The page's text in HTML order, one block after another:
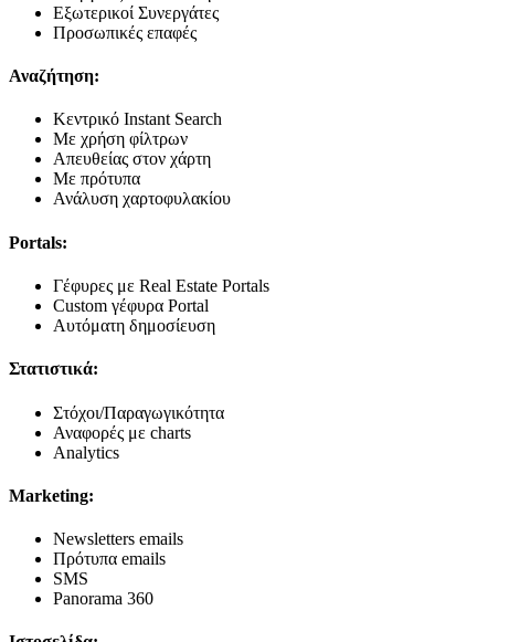
Εξωτερικοί Συνεργάτες
Προσωπικές επαφές
Αναζήτηση:
Κεντρικό Instant Search
Με χρήση φίλτρων
Απευθείας στον χάρτη
Με πρότυπα
Ανάλυση χαρτοφυλακίου
Portals:
Γέφυρες με Real Estate Portals
Custom γέφυρα Portal
Αυτόματη δημοσίευση
Στατιστικά:
Στόχοι/Παραγωγικότητα
Αναφορές με charts
Analytics
Marketing:
Newsletters emails
Πρότυπα emails
SMS
Panorama 360